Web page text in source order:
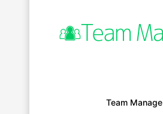
Team Manage